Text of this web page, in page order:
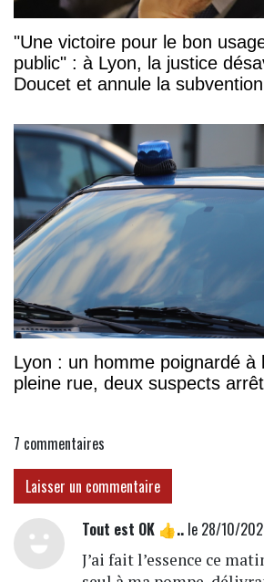
"Une victoire pour le bon
public" : à Lyon, la justice
Doucet et annule la
Lyon : un homme poignardé à
pleine rue, deux suspects
7 commentaires
Laisser un commentaire
Tout est OK 👍..le 28/10/
J’ai fait l’essence ce